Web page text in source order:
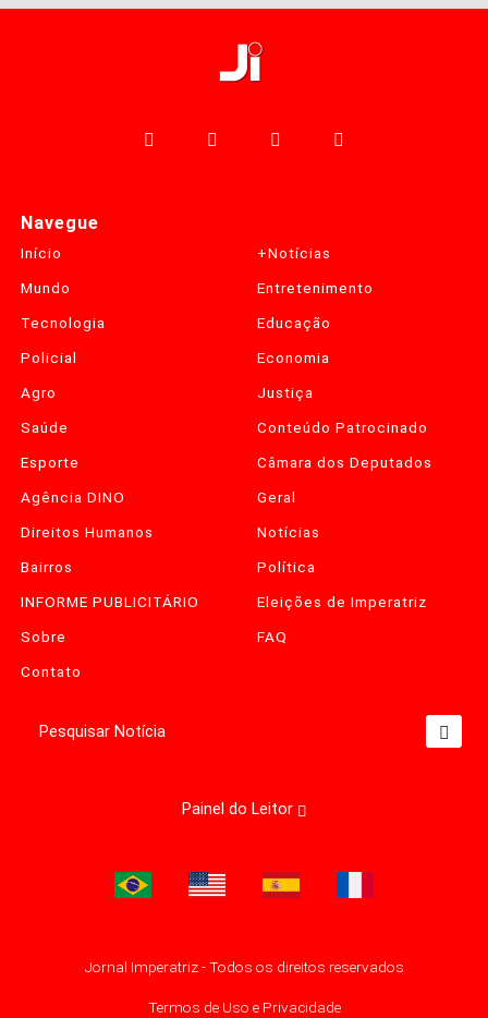
Navegue
Início
+Notícias
Mundo
Entretenimento
Tecnologia
Educação
Policial
Economia
Agro
Justiça
Saúde
Conteúdo Patrocinado
Esporte
Câmara dos Deputados
Agência DINO
Geral
Direitos Humanos
Notícias
Bairros
Política
INFORME PUBLICITÁRIO
Eleições de Imperatriz
Sobre
FAQ
Contato
Pesquisar Notícia
Painel do Leitor
Jornal Imperatriz - Todos os direitos reservados
Termos de Uso e Privacidade